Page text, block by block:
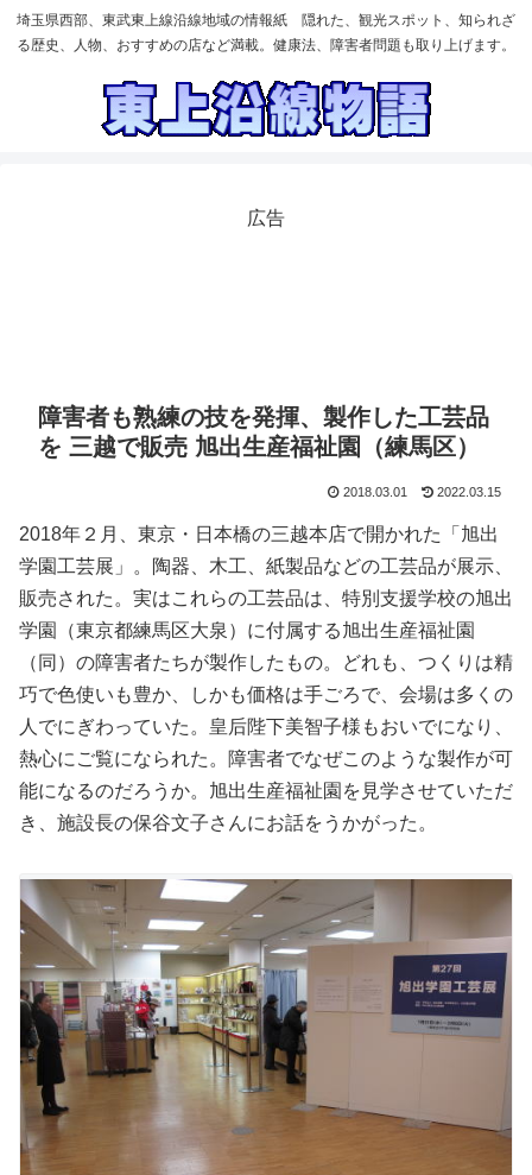
埼玉県西部、東武東上線沿線地域の情報紙 隠れた、観光スポット、知られざ
る歴史、人物、おすすめの店など満載。健康法、障害者問題も取り上げます。
広告
障害者も熟練の技を発揮、製作した工芸品
を 三越で販売 旭出生産福祉園（練馬区）
2018.03.01 2022.03.15
2018年２月、東京・日本橋の三越本店で開かれた「旭出
学園工芸展」。陶器、木工、紙製品などの工芸品が展示、
販売された。実はこれらの工芸品は、特別支援学校の旭出
学園（東京都練馬区大泉）に付属する旭出生産福祉園
（同）の障害者たちが製作したもの。どれも、つくりは精
巧で色使いも豊か、しかも価格は手ごろで、会場は多くの
人でにぎわっていた。皇后陛下美智子様もおいでになり、
熱心にご覧になられた。障害者でなぜこのような製作が可
能になるのだろうか。旭出生産福祉園を見学させていただ
き、施設長の保谷文子さんにお話をうかがった。